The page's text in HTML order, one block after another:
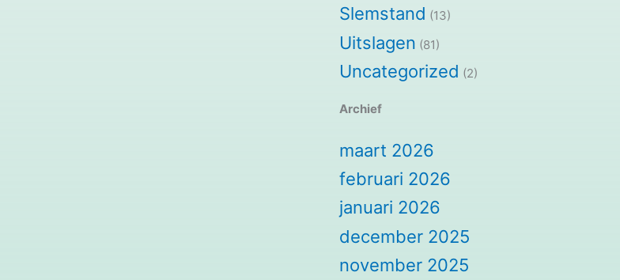
Slemstand (13)
Uitslagen (81)
Uncategorized (2)
Archief
maart 2026
februari 2026
januari 2026
december 2025
november 2025